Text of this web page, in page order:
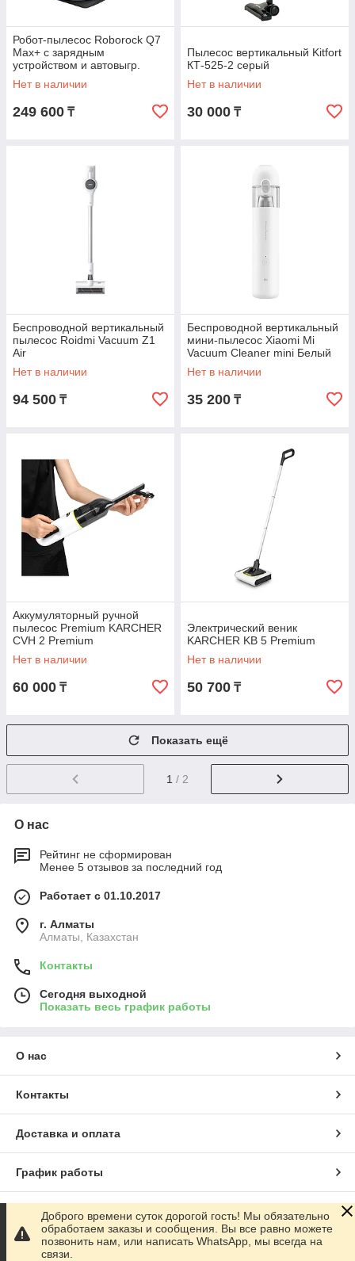
Робот-пылесос Roborock Q7
Max+ с зарядным
устройством и автовыгр.
мусора
(AED03HRR/AED04HRR)
Нет в наличии
249 600 ₸
Пылесос вертикальный Kitfort
КТ-525-2 серый
Нет в наличии
30 000 ₸
Беспроводной вертикальный
пылесос Roidmi Vacuum Z1
Air
Нет в наличии
94 500 ₸
Беспроводной вертикальный
мини-пылесос Xiaomi Mi
Vacuum Cleaner mini Белый
Нет в наличии
35 200 ₸
Аккумуляторный ручной
пылесос Premium KARCHER
CVH 2 Premium
Нет в наличии
60 000 ₸
Электрический веник
KARCHER KB 5 Premium
Нет в наличии
50 700 ₸
Показать ещё
1 / 2
О нас
Рейтинг не сформирован
Менее 5 отзывов за последний год
Работает с 01.10.2017
г. Алматы
Алматы, Казахстан
Контакты
Сегодня выходной
Показать весь график работы
О нас
Контакты
Доставка и оплата
График работы
Полная версия сайта
Сайт создан на маркетплейсе
Доброго времени суток дорогой гость! Мы обязательно
обработаем заказы и сообщения. Вы все равно можете
позвонить нам, или написать WhatsApp, мы всегда на
связи.